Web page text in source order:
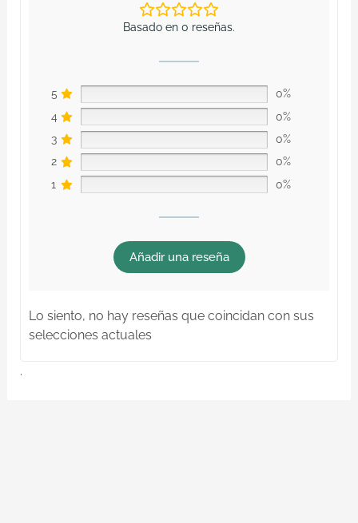
Basado en 0 reseñas.
5
0%
4
0%
3
0%
2
0%
1
0%
Añadir una reseña
Lo siento, no hay reseñas que coincidan con sus
selecciones actuales
.